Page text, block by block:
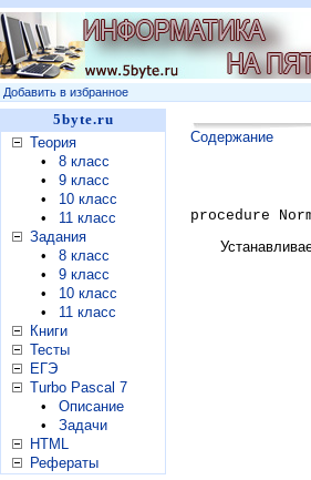
Добавить в избранное
5byte.ru
Теория
•
8 класс
•
9 класс
•
10 класс
•
11 класс
Задания
•
8 класс
•
9 класс
•
10 класс
•
11 класс
Книги
Тесты
ЕГЭ
Turbo Pascal 7
•
Описание
•
Задачи
HTML
Рефераты
Содержание
procedure